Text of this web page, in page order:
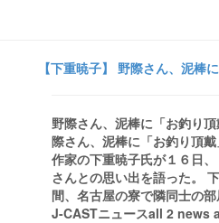
【下重暁子】 野際さん、泥棒
野際さん、泥棒に「お釣り
際さん、泥棒に「お釣り頂
作家の下重暁子氏が１６日
さんとの思い出を語った。
間、名古屋の寮で隣同士の
J-CASTニュースall 2 news